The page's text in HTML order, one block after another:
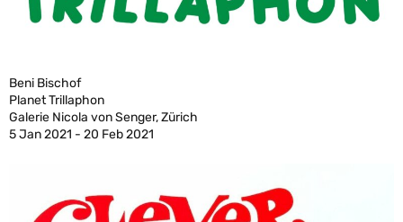
Beni Bischof
Planet Trillaphon
Galerie Nicola von Senger, Zürich
5 Jan 2021 - 20 Feb 2021